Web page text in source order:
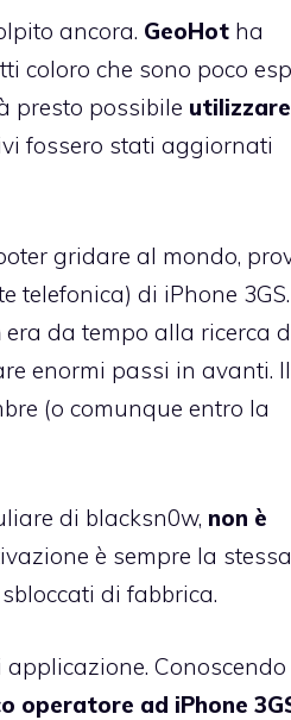
ancora. GeoHot ha
coloro che sono poco
presto possibile
fossero stati aggiornati
gridare al mondo,
telefonica) di iPhone
era da tempo alla ricerca
enormi passi in avanti.
(o comunque entro la
di blacksn0w, non è
è sempre la
di fabbrica.
Conoscendo
operatore ad iPhone